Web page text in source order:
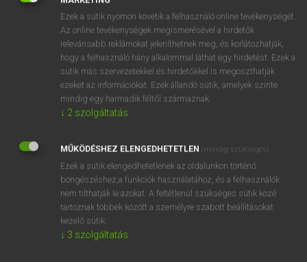
NINCS ELŐFIZETÉSED?
Nincs regisztrációm és előfizetésem. A szótár 2 órás,
díjmentes próbaverziójának elindításához regisztrálok és
belépek.
REGISZTRÁCIÓ
EURÓPAI UNIÓS TERMINOLÓGIAI SZÓTÁR
Kapcsolódó anyagok
enquête annexe
Ezek a sütik nyomon követik a felhasználó online tevékenységét.
Az online tevékenységek megismerésével a hirdetők
relevánsabb reklámokat jeleníthetnek meg, és korlátozhatják,
hogy a felhasználó hány alkalommal láthat egy hirdetést. Ezek a
sütik más szervezetekkel és hirdetőkkel is megoszthatják
ezeket az információkat. Ezek állandó sütik, amelyek szinte
mindig egy harmadik féltől származnak.
↓ 2 szolgáltatás
MŰKÖDÉSHEZ ELENGEDHETETLEN (mindig szükséges)
Ezek a sütik elengedhetetlenek az oldalunkon történő
böngészéshez,a funkciók használatához, és a felhasználók
nem tilthatják le azokat. A feltétlenül szükséges sütik közé
tartoznak többek között a személyre szabott beállításokat
kezelő sütik.
↓ 3 szolgáltatás